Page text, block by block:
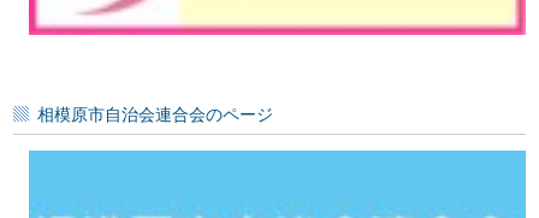
相模原市自治会連合会のページ